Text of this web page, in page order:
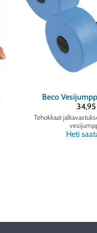
Beco
Tehokkaat
Heti